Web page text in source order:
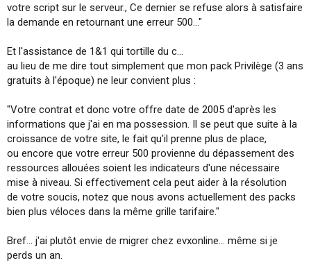
votre script sur le serveur., Ce dernier se refuse alors à satisfaire
la demande en retournant une erreur 500..."
Et l'assistance de 1&1 qui tortille du c...
au lieu de me dire tout simplement que mon pack Privilège (3 ans
gratuits à l'époque) ne leur convient plus :
"Votre contrat et donc votre offre date de 2005 d'après les
informations que j'ai en ma possession. Il se peut que suite à la
croissance de votre site, le fait qu'il prenne plus de place,
ou encore que votre erreur 500 provienne du dépassement des
ressources allouées soient les indicateurs d'une nécessaire
mise à niveau. Si effectivement cela peut aider à la résolution
de votre soucis, notez que nous avons actuellement des packs
bien plus véloces dans la même grille tarifaire."
Bref... j'ai plutôt envie de migrer chez evxonline... même si je
perds un an.